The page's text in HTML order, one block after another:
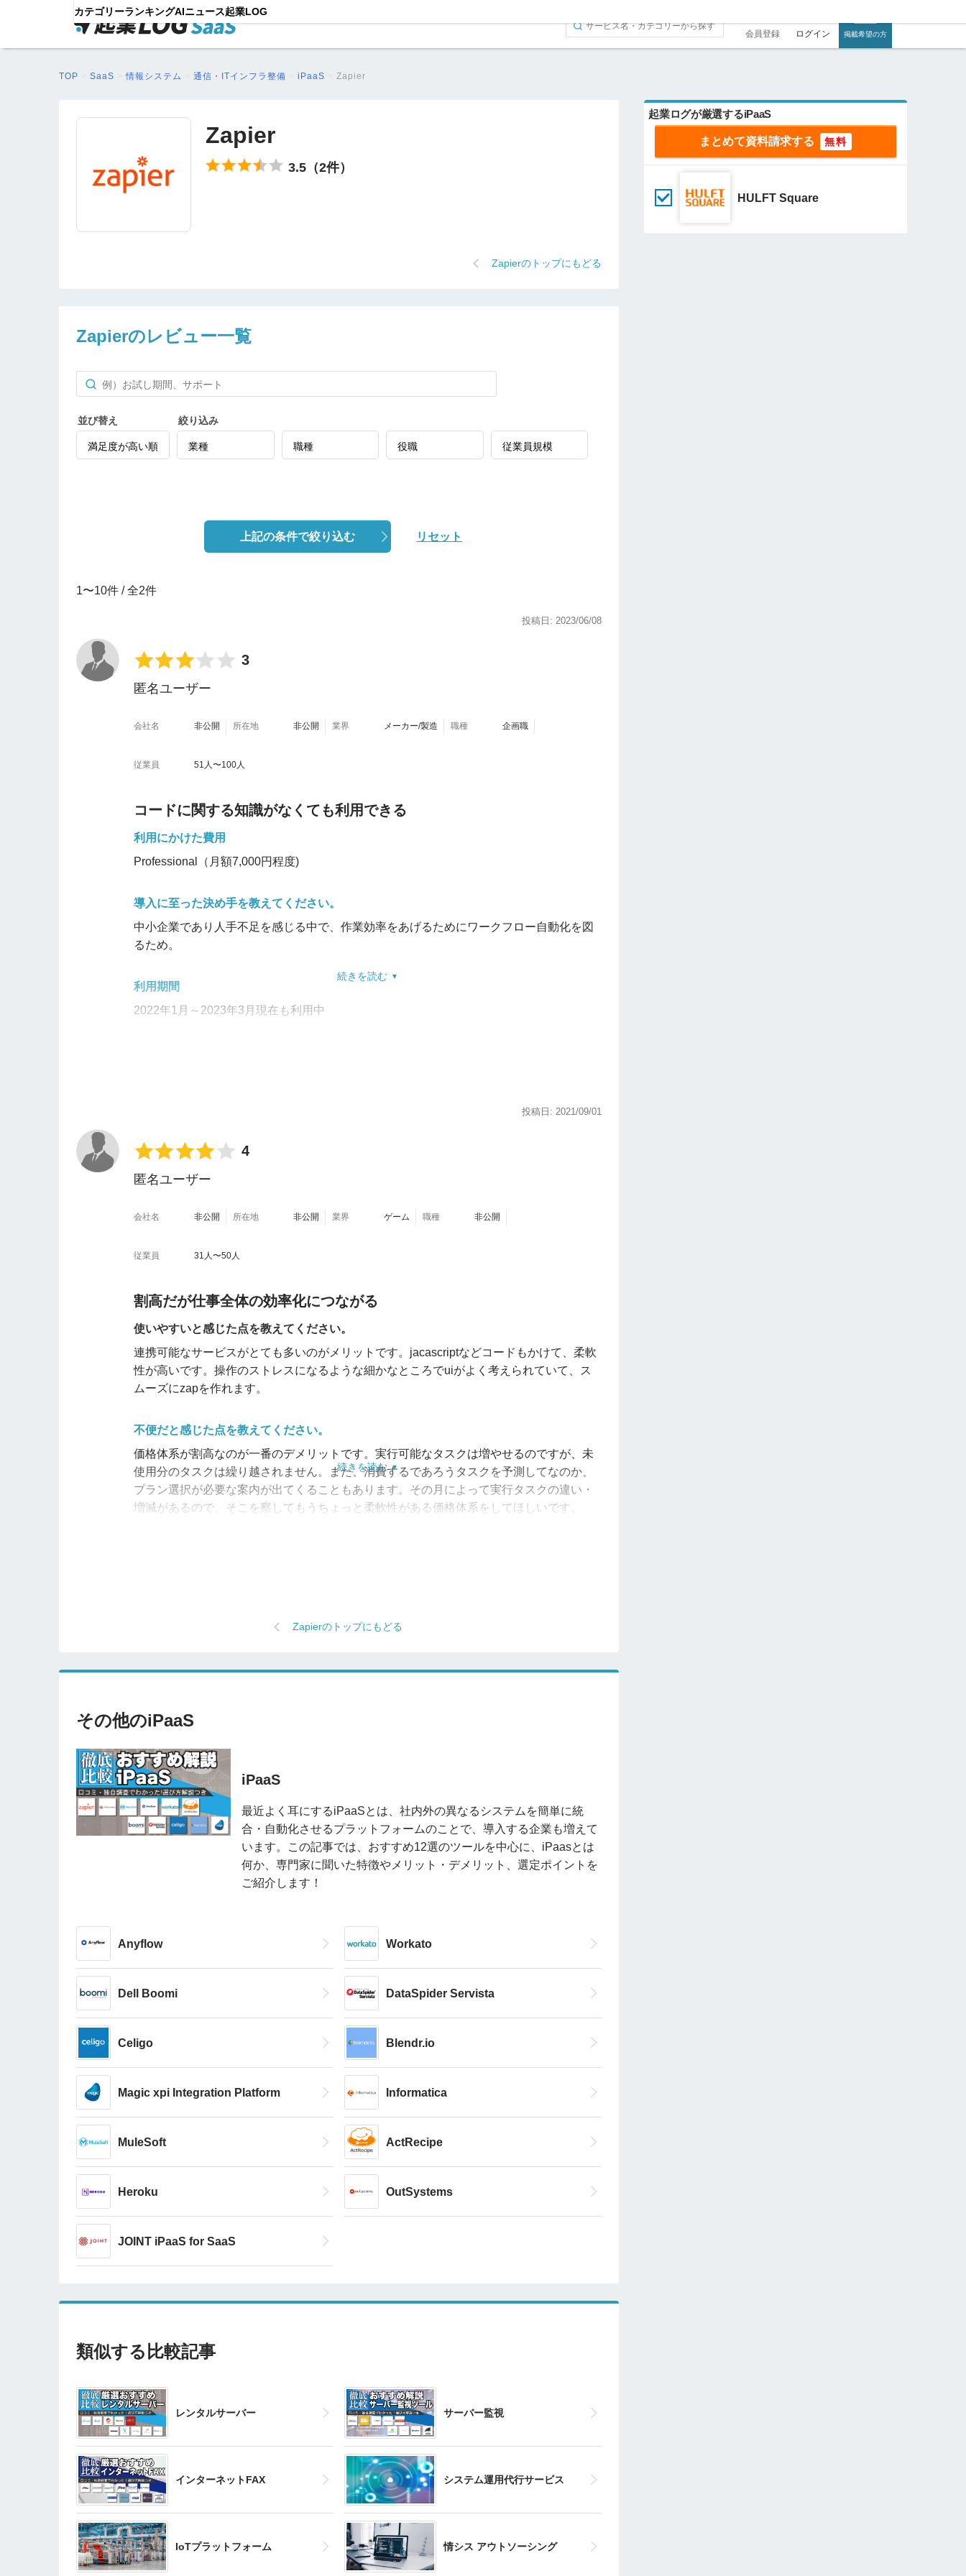
カテゴリーランキングAIニュース起業LOG
会員登録 ログイン 掲載希望の方
TOP SaaS >情報システム 通信・ITインフラ整備 iPaaS Zapier
Zapier
3.5（2件）
Zapierのトップにもどる
Zapierのレビュー一覧
並び替え 絞り込み
上記の条件で絞り込む リセット
1〜10件 / 全2件
投稿日: 2023/06/08
3
匿名ユーザー
会社名 非公開 所在地 非公開 業界 メーカー/製造 職種 企画職
従業員 51人〜100人
コードに関する知識がなくても利用できる
利用にかけた費用
Professional（月額7,000円程度)
導入に至った決め手を教えてください。
中小企業であり人手不足を感じる中で、作業効率をあげるためにワークフロー自動化を図
るため。
利用期間
2022年1月～2023年3月現在も利用中
ても利用でき、人件費削減に繋がる。
不便だと感じた点を教えてください。
作り共有する手間もあった。
次の理由で、中小企業で人手不足を感じている会社におすすめする。
・UIが分かりづらいため丁寧に部下に教えられる規模感が大切。
・業務を効率化できるので人的コスト削減にもつながる。
2.5
機能の充実度
3
操作性・UI
2.5
サポート体制
続きを読む
投稿日: 2021/09/01
4
匿名ユーザー
会社名 非公開 所在地 非公開 業界 ゲーム 職種 非公開
従業員 31人〜50人
割高だが仕事全体の効率化につながる
使いやすいと感じた点を教えてください。
連携可能なサービスがとても多いのがメリットです。jacascriptなどコードもかけて、柔軟
性が高いです。操作のストレスになるような細かなところでuiがよく考えられていて、ス
ムーズにzapを作れます。
不便だと感じた点を教えてください。
価格体系が割高なのが一番のデメリットです。実行可能なタスクは増やせるのですが、未
使用分のタスクは繰り越されません。また、消費するであろうタスクを予測してなのか、
プラン選択が必要な案内が出てくることもあります。その月によって実行タスクの違い・
増減があるので、そこを察してもうちょっと柔軟性がある価格体系をしてほしいです。
続きを読む
Zapierのトップにもどる
その他のiPaaS
iPaaS
最近よく耳にするiPaaSとは、社内外の異なるシステムを簡単に統
合・自動化させるプラットフォームのことで、導入する企業も増えて
います。この記事では、おすすめ12選のツールを中心に、iPaasとは
何か、専門家に聞いた特徴やメリット・デメリット、選定ポイントを
ご紹介します！
Anyflow Workato
Dell Boomi DataSpider Servista
Celigo Blendr.io
Magic xpi Integration Platform Informatica
MuleSoft ActRecipe
Heroku OutSystems
JOINT iPaaS for SaaS
類似する比較記事
レンタルサーバー サーバー監視
インターネットFAX システム運用代行サービス
IoTプラットフォーム 情シス アウトソーシング
起業ログが厳選するiPaaS
まとめて資料請求する
HULFT Square